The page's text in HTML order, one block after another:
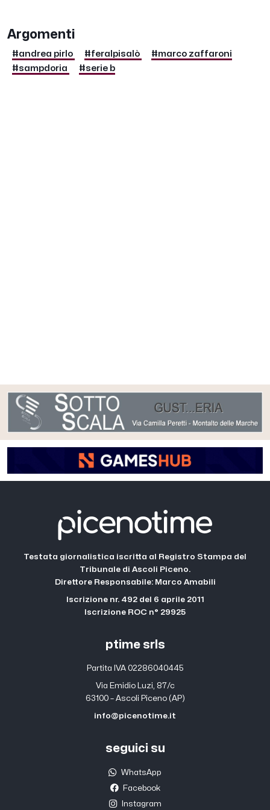
Argomenti
#andrea pirlo #feralpisalò
#marco zaffaroni
#sampdoria
#serie b
Testata giornalistica iscritta al Registro Stampa del
Tribunale di Ascoli Piceno.
Direttore Responsabile: Marco Amabili
Iscrizione nr. 492 del 6 aprile 2011
Iscrizione ROC n° 29925
ptime srls
Partita IVA 02286040445
Via Emidio Luzi, 87/c
63100 – Ascoli Piceno (AP)
info@picenotime.it
seguici su
WhatsApp
Facebook
Instagram